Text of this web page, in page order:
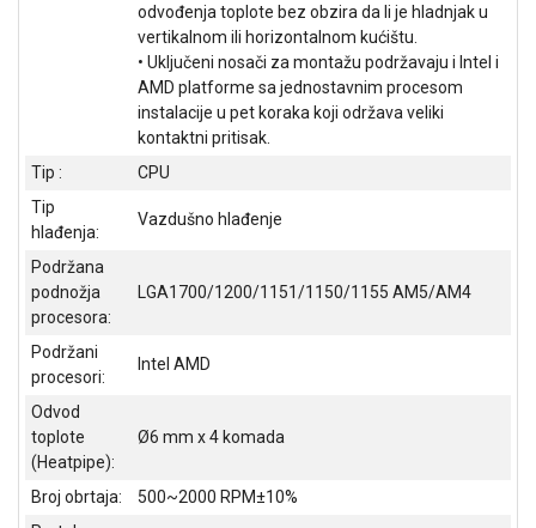
ADAPTERI
KANCELARIJSKI
MATERIJAL
SVE
ZA
ŠKOLSKI
PRIBOR
BICIKLE
FITNES
odvođenja toplote bez obzira da li je hladnjak u
vertikalnom ili horizontalnom kućištu.
• Uključeni nosači za montažu podržavaju i Intel i
AMD platforme sa jednostavnim procesom
instalacije u pet koraka koji održava veliki
kontaktni pritisak.
Tip :
CPU
Tip
hlađenja:
Vazdušno hlađenje
Podržana
podnožja
procesora:
LGA1700/1200/1151/1150/1155 AM5/AM4
Podržani
procesori:
Intel AMD
Odvod
toplote
(Heatpipe):
Ø6 mm x 4 komada
Broj obrtaja:
500~2000 RPM±10%